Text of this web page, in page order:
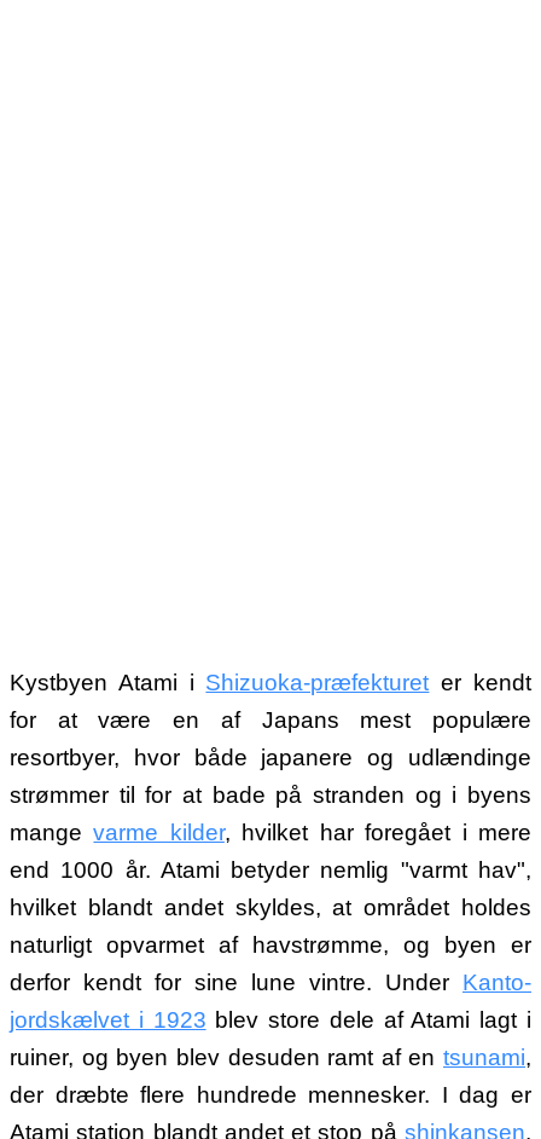
Kystbyen Atami i Shizuoka-præfekturet er kendt
for at være en af Japans mest populære
resortbyer, hvor både japanere og udlændinge
strømmer til for at bade på stranden og i byens
mangevarme kilder, hvilket har foregået i mere
end 1000 år. Atami betyder nemlig "varmt hav",
hvilket blandt andet skyldes, at området holdes
naturligt opvarmet af havstrømme, og byen er
derfor kendt for sine lune vintre. Under Kanto-
jordskælvet i 1923 blev store dele af Atami lagt i
ruiner, og byen blev desuden ramt af en tsunami,
der dræbte flere hundrede mennesker. I dag er
Atami station blandt andet et stop på shinkansen,